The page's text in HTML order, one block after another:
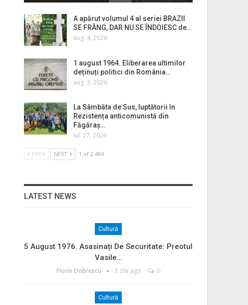
A apărut volumul 4 al seriei BRAZII
SE FRÂNG, DAR NU SE ÎNDOIESC de…
aug. 4, 2026
1 august 1964. Eliberarea ultimilor
deținuți politici din România…
aug. 3, 2026
La Sâmbăta de Sus, luptătorii în
Rezistența anticomunistă din
Făgăraș…
iul. 27, 2026
PREV NEXT 1 of 2.484
LATEST NEWS
Cultură
5 August 1976. Asasinați De Securitate: Preotul
Vasile…
Florin Dobrescu 3 zile ago 0
Cultură